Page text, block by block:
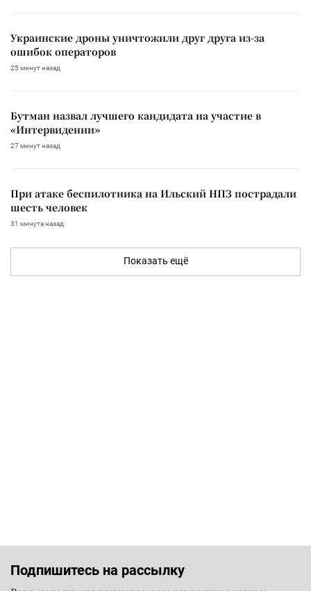
Украинские дроны уничтожили друг друга из-за
ошибок операторов
25 минут назад
Бутман назвал лучшего кандидата на участие в
«Интервидении»
27 минут назад
При атаке беспилотника на Ильский НПЗ пострадали
шесть человек
31 минута назад
Показать ещё
Подпишитесь на рассылку